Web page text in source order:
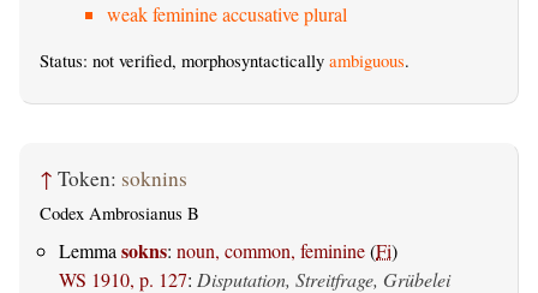
weak feminine accusative plural
Status: not verified, morphosyntactically ambiguous.
↑ Token: soknins
Codex Ambrosianus B
Lemma sokns: noun, common, feminine(Fi)
WS 1910, p. 127: Disputation, Streitfrage, Grübelei